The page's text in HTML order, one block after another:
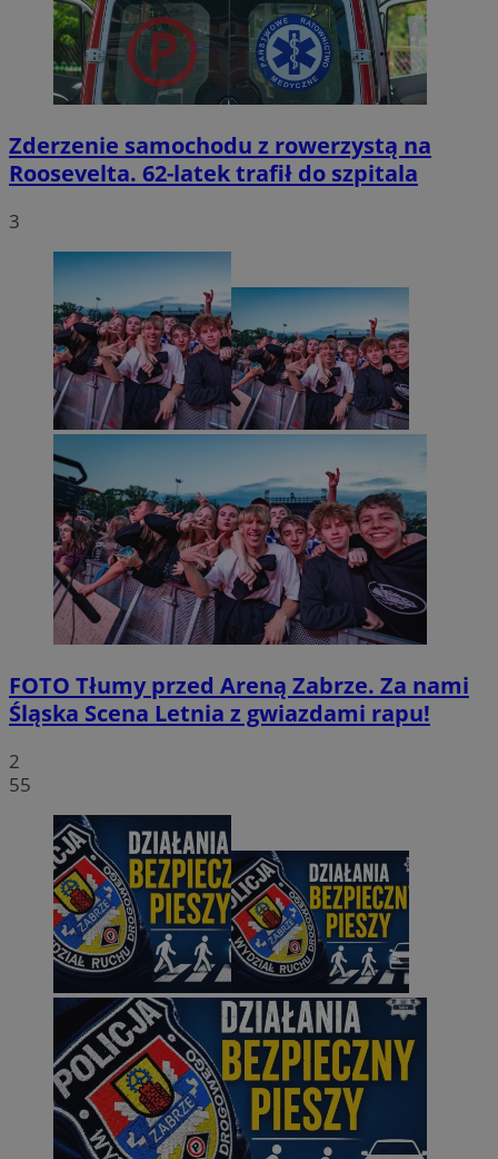
Zderzenie samochodu z rowerzystą na
Roosevelta. 62-latek trafił do szpitala
3
FOTO Tłumy przed Areną Zabrze. Za nami
Śląska Scena Letnia z gwiazdami rapu!
2
55